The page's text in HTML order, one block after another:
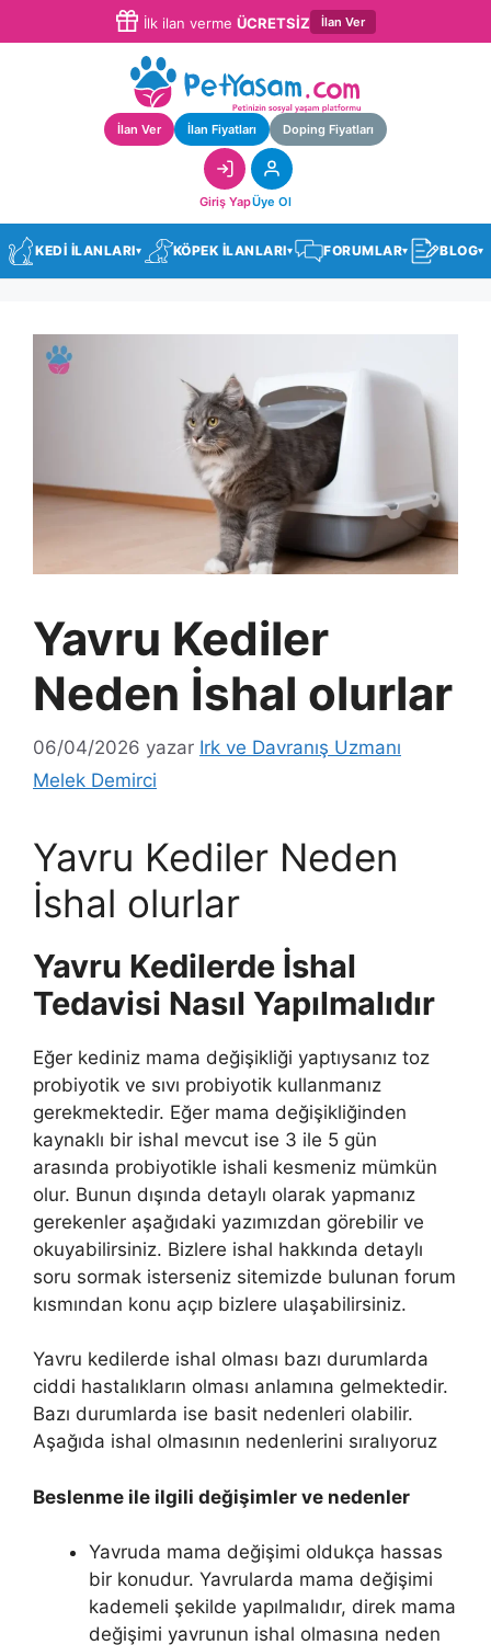
İlk ilan verme ÜCRETSİZ İlan Ver
İlan Ver İlan Fiyatları Doping Fiyatları
Giriş YapÜye Ol
KEDİ İLANLARI▾ KÖPEK İLANLARI▾ FORUMLAR▾ BLOG▾
Yavru Kediler
Neden İshal olurlar
06/04/2026 yazar Irk ve Davranış Uzmanı
Melek Demirci
Yavru Kediler Neden
İshal olurlar
Yavru Kedilerde İshal
Tedavisi Nasıl Yapılmalıdır
Eğer kediniz mama değişikliği yaptıysanız toz
probiyotik ve sıvı probiyotik kullanmanız
gerekmektedir. Eğer mama değişikliğinden
kaynaklı bir ishal mevcut ise 3 ile 5 gün
arasında probiyotikle ishali kesmeniz mümkün
olur. Bunun dışında detaylı olarak yapmanız
gerekenler aşağıdaki yazımızdan görebilir ve
okuyabilirsiniz. Bizlere ishal hakkında detaylı
soru sormak isterseniz sitemizde bulunan forum
kısmından konu açıp bizlere ulaşabilirsiniz.
Yavru kedilerde ishal olması bazı durumlarda
ciddi hastalıkların olması anlamına gelmektedir.
Bazı durumlarda ise basit nedenleri olabilir.
Aşağıda ishal olmasının nedenlerini sıralıyoruz
Beslenme ile ilgili değişimler ve nedenler
Yavruda mama değişimi oldukça hassas
bir konudur. Yavrularda mama değişimi
kademeli şekilde yapılmalıdır, direk mama
değişimi yavrunun ishal olmasına neden